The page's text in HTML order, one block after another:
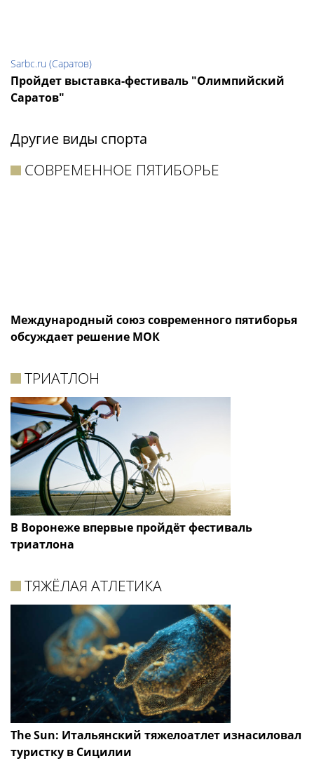
Sarbc.ru (Саратов)
Пройдет выставка-фестиваль "Олимпийский
Саратов"
Другие виды спорта
СОВРЕМЕННОЕ ПЯТИБОРЬЕ
Международный союз современного пятиборья
обсуждает решение МОК
ТРИАТЛОН
В Воронеже впервые пройдёт фестиваль
триатлона
ТЯЖЁЛАЯ АТЛЕТИКА
The Sun: Итальянский тяжелоатлет изнасиловал
туристку в Сицилии